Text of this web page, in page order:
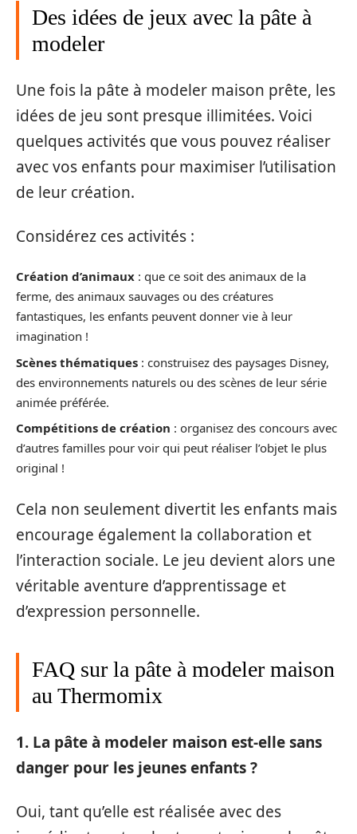
Des idées de jeux avec la pâte à
modeler
Une fois la pâte à modeler maison prête, les
idées de jeu sont presque illimitées. Voici
quelques activités que vous pouvez réaliser
avec vos enfants pour maximiser l’utilisation
de leur création.
Considérez ces activités :
Création d’animaux : que ce soit des animaux de la
ferme, des animaux sauvages ou des créatures
fantastiques, les enfants peuvent donner vie à leur
imagination !
Scènes thématiques : construisez des paysages Disney,
des environnements naturels ou des scènes de leur série
animée préférée.
Compétitions de création : organisez des concours avec
d’autres familles pour voir qui peut réaliser l’objet le plus
original !
Cela non seulement divertit les enfants mais
encourage également la collaboration et
l’interaction sociale. Le jeu devient alors une
véritable aventure d’apprentissage et
d’expression personnelle.
FAQ sur la pâte à modeler maison
au Thermomix
1. La pâte à modeler maison est-elle sans
danger pour les jeunes enfants ?
Oui, tant qu’elle est réalisée avec des